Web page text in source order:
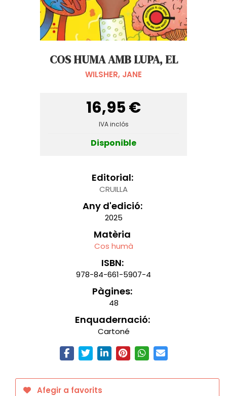
COS HUMA AMB LUPA, EL
WILSHER, JANE
16,95 €
IVA inclós
Disponible
Editorial:
CRUILLA
Any d'edició:
2025
Matèria
Cos humà
ISBN:
978-84-661-5907-4
Pàgines:
48
Enquadernació:
Cartoné
Afegir a favorits